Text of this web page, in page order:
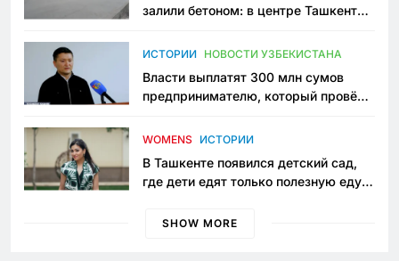
залили бетоном: в центре Ташкента
пространство
ИСТОРИИ НОВОСТИ УЗБЕКИСТАНА
Власти выплатят 300 млн сумов
предпринимателю, который провёл
приговору
WOMENS ИСТОРИИ
В Ташкенте появился детский сад,
где дети едят только полезную еду.
просить «кашу без сахара»
SHOW MORE